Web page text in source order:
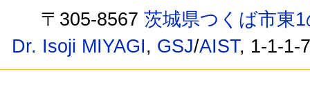
〒305-8567茨城県つくば市東
Dr. Isoji MIYAGI, GSJ/AIST, 1-1-1-